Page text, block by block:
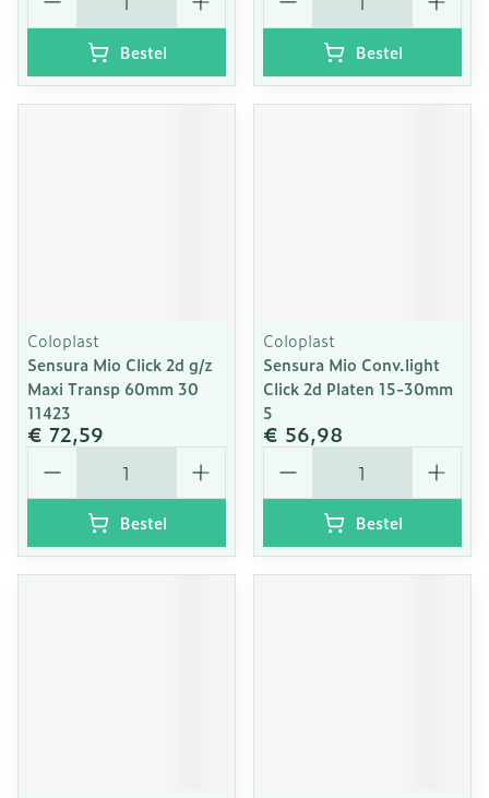
Bestel Bestel
Coloplast
Sensura Mio Click 2d g/z
Maxi Transp 60mm 30
11423
€ 72,59
Aantal
Bestel
Coloplast
Sensura Mio Conv.light
Click 2d Platen 15-30mm
5
€ 56,98
Aantal
Bestel